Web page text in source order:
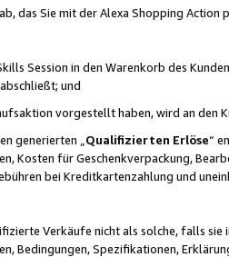
das Sie mit der Alexa Shopping Action
Session in den Warenkorb des
und
vorgestellt haben, wird an den
generierten „ Qualifizierten Erlöse“
Kosten für Geschenkverpackung,
bei Kreditkartenzahlung und
Verkäufe nicht als solche, falls
Bedingungen, Spezifikationen,